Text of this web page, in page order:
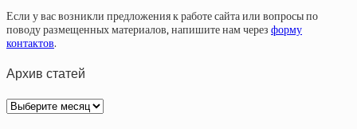
Если у вас возникли предложения к работе сайта или вопросы по
поводу размещенных материалов, напишите нам через форму
контактов.
Архив статей
Архив
статей